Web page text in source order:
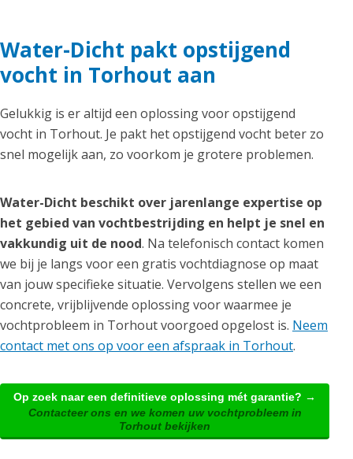
Water-Dicht pakt opstijgend
vocht in Torhout aan
Gelukkig is er altijd een oplossing voor opstijgend
vocht in Torhout. Je pakt het opstijgend vocht beter zo
snel mogelijk aan, zo voorkom je grotere problemen.
Water-Dicht beschikt over jarenlange expertise op
het gebied van vochtbestrijding en helpt je snel en
vakkundig uit de nood. Na telefonisch contact komen
we bij je langs voor een gratis vochtdiagnose op maat
van jouw specifieke situatie. Vervolgens stellen we een
concrete, vrijblijvende oplossing voor waarmee je
vochtprobleem in Torhout voorgoed opgelost is. Neem
contact met ons op voor een afspraak in Torhout.
Op zoek naar een definitieve oplossing mét garantie? →
Contacteer ons en we komen uw vochtprobleem in
Torhout bekijken